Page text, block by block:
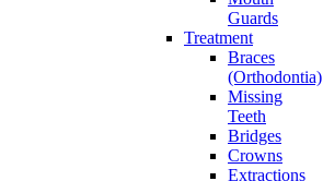
Guards
Treatment
Braces
(Orthodontia)
Missing
Teeth
Bridges
Crowns
Extractions